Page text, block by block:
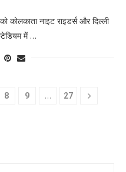
कोलकाता नाइट राइडर्स और दिल्ली
में …
8 9 … 27